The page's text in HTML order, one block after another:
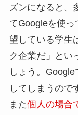
ズンになると、
てGoogleを使
望している学生
ク企業だ」とい
しょう。
してしまうので
また個人の場合